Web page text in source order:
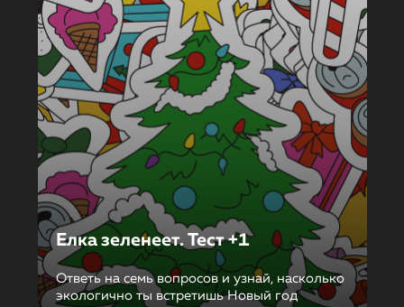
Елка зеленеет. Тест +1
Ответь на семь вопросов и узнай, насколько
экологично ты встретишь Новый год